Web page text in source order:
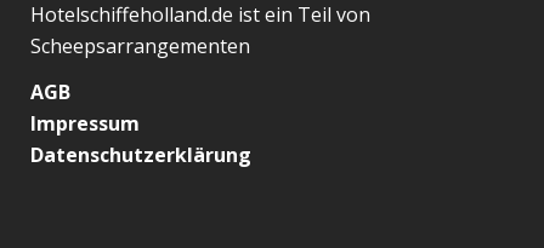
Hotelschiffeholland.de ist ein Teil von
Scheepsarrangementen
AGB
Impressum
Datenschutzerklärung